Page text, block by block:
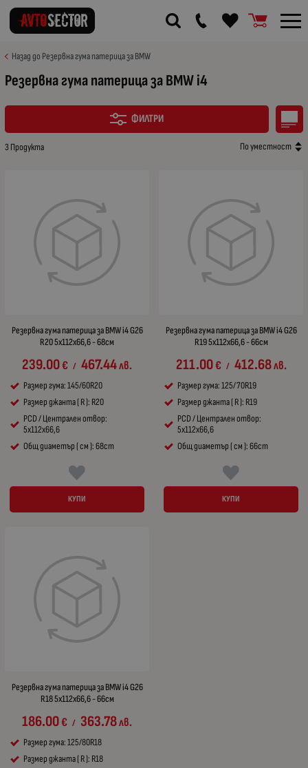
Назад до Резервна гума патерица за BMW
Резервна гума патерица за BMW i4
ФИЛТРИ
3 Продукта По уместност
Резервна гума патерица за BMW i4 G26
R20 5x112x66,6 - 68см
239.00€ / 467.44лв.
Размер гума: 145/60R20
Размер джанта ( R ): R20
PCD / Централен отвор:
5x112x66,6
Общ диаметър ( см ): 68cm
КУПИ
Резервна гума патерица за BMW i4 G26
R19 5x112x66,6 - 66см
211.00€ / 412.68лв.
Размер гума: 125/70R19
Размер джанта ( R ): R19
PCD / Централен отвор:
5x112x66,6
Общ диаметър ( см ): 66cm
КУПИ
Резервна гума патерица за BMW i4 G26
R18 5x112x66,6 - 66см
186.00€ / 363.78лв.
Размер гума: 125/80R18
Размер джанта ( R ): R18